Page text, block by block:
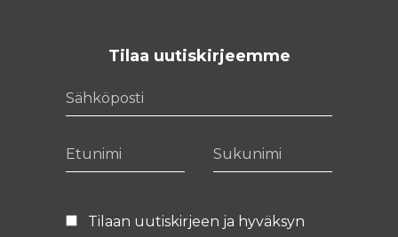
Tilaa uutiskirjeemme
Tilaan uutiskirjeen ja hyväksyn